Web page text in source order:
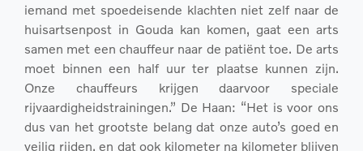
iemand met spoedeisende klachten niet zelf naar de
huisartsenpost in Gouda kan komen, gaat een arts
samen met een chauffeur naar de patiënt toe. De arts
moet binnen een half uur ter plaatse kunnen zijn.
Onze chauffeurs krijgen daarvoor speciale
rijvaardigheidstrainingen.” De Haan: “Het is voor ons
dus van het grootste belang dat onze auto’s goed en
veilig rijden, en dat ook kilometer na kilometer blijven